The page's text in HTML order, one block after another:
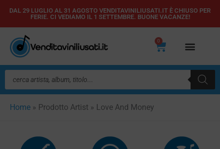
Vai
contenuto
DAL 29 LUGLIO AL 31 AGOSTO VENDITAVINILIUSATI.IT È CHIUSO PER
FERIE. CI VEDIAMO IL 1 SETTEMBRE. BUONE VACANZE!
0
Carrello
Ricerca
prodotti
Home » Prodotto Artist » Love And Money